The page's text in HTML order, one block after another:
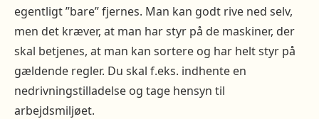
egentligt ”bare” fjernes. Man kan godt rive ned selv,
men det kræver, at man har styr på de maskiner, der
skal betjenes, at man kan sortere og har helt styr på
gældende regler. Du skal f.eks. indhente en
nedrivningstilladelse og tage hensyn til
arbejdsmiljøet.